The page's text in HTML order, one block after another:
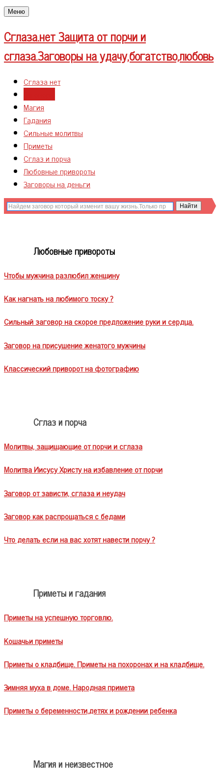
Меню
Сглаза.нетЗащита от порчи и
сглаза.Заговоры на удачу,богатство,любовь
Сглаза нет
Магия
Гадания
Сильные молитвы
Приметы
Сглаз и порча
Любовные привороты
Заговоры на деньги
Любовные привороты
Чтобы мужчина разлюбил женщину
Как нагнать на любимого тоску ?
Сильный заговор на скорое предложение руки и сердца.
Заговор на присушение женатого мужчины
Классический приворот на фотографию
Сглаз и порча
Молитвы, защищающие от порчи и сглаза
Молитва Иисусу Христу на избавление от порчи
Заговор от зависти, сглаза и неудач
Заговор как распрощаться с бедами
Что делать если на вас хотят навести порчу ?
Приметы и гадания
Приметы на успешную торговлю.
Кошачьи приметы
Приметы о кладбище. Приметы на похоронах и на кладбище.
Зимняя муха в доме. Народная примета
Приметы о беременности,детях и рождении ребенка
Магия и неизвестное